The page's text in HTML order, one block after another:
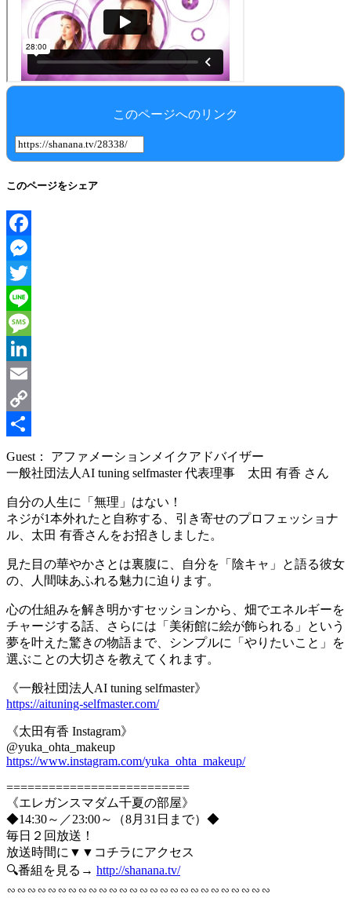
このページへのリンク
このページをシェア
Facebook
Messenger
Twitter
Line
Message
LinkedIn
Email
Copy
Link
共
有
Guest： アファメーションメイクアドバイザー
一般社団法人AI tuning selfmaster 代表理事 太田 有香 さん
自分の人生に「無理」はない！
ネジが1本外れたと自称する、引き寄せのプロフェッショナ
ル、太田 有香さんをお招きしました。
見た目の華やかさとは裏腹に、自分を「陰キャ」と語る彼女
の、人間味あふれる魅力に迫ります。
心の仕組みを解き明かすセッションから、畑でエネルギーを
チャージする話、さらには「美術館に絵が飾られる」という
夢を叶えた驚きの物語まで、シンプルに「やりたいこと」を
選ぶことの大切さを教えてくれます。
《一般社団法人AI tuning selfmaster》
https://aituning-selfmaster.com/
《太田有香 Instagram》
@yuka_ohta_makeup
https://www.instagram.com/yuka_ohta_makeup/
==========================
《エレガンスマダム千夏の部屋》
◆14:30～／23:00～（8月31日まで）◆
毎日２回放送！
放送時間に▼▼コチラにアクセス
🔍番組を見る→ http://shanana.tv/
∽∽∽∽∽∽∽∽∽∽∽∽∽∽∽∽∽∽∽∽∽∽∽∽∽∽